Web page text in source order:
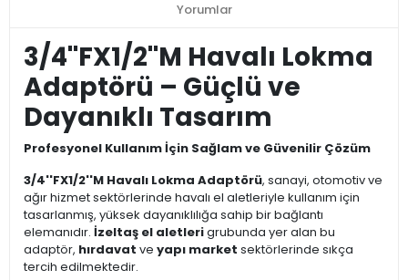
Yorumlar
3/4''FX1/2''M Havalı Lokma
Adaptörü – Güçlü ve
Dayanıklı Tasarım
Profesyonel Kullanım İçin Sağlam ve Güvenilir Çözüm
3/4''FX1/2''M Havalı Lokma Adaptörü, sanayi, otomotiv ve
ağır hizmet sektörlerinde havalı el aletleriyle kullanım için
tasarlanmış, yüksek dayanıklılığa sahip bir bağlantı
elemanıdır. İzeltaş el aletlerigrubunda yer alan bu
adaptör, hırdavat ve yapı market sektörlerinde sıkça
tercih edilmektedir.